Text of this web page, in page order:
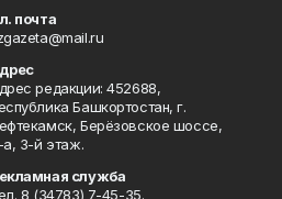
почта
редакции: 452688,
Башкортостан, г.
Берёзовское шоссе,
3-й этаж.
служба
8 (34783) 7-45-35.